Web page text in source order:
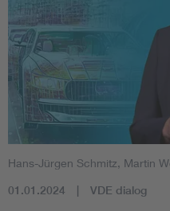
Hans-Jürgen Schmitz, Martin
01.01.2024 VDE dialog